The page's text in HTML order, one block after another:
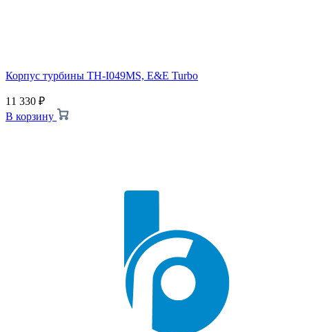
Корпус турбины TH-I049MS, E&E Turbo
11 330 ₽
В корзину